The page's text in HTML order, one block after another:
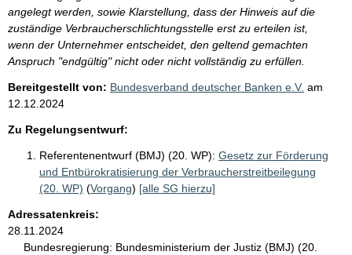
angelegt werden, sowie Klarstellung, dass der Hinweis auf die
zuständige Verbraucherschlichtungsstelle erst zu erteilen ist,
wenn der Unternehmer entscheidet, den geltend gemachten
Anspruch "endgültig" nicht oder nicht vollständig zu erfüllen.
Bereitgestellt von: Bundesverband deutscher Banken e.V. am
12.12.2024
Zu Regelungsentwurf:
Referentenentwurf (BMJ) (20. WP): Gesetz zur Förderung
und Entbürokratisierung der Verbraucherstreitbeilegung
(20. WP) (Vorgang) [alle SG hierzu]
Adressatenkreis:
28.11.2024
Bundesregierung: Bundesministerium der Justiz (BMJ) (20.